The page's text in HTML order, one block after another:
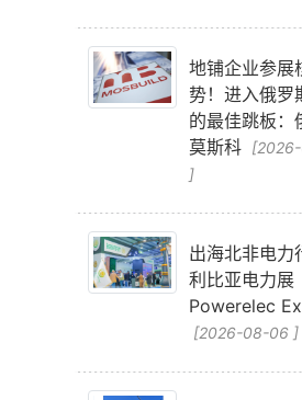
地铺企业参展
势！进入俄罗
的最佳跳板：
莫斯科
]
出海北非电力
利比亚电力展
Powerelec
[2026-08-06 ]